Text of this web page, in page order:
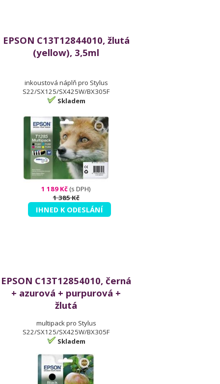
EPSON C13T12844010, žlutá
(yellow), 3,5ml
inkoustová náplň pro Stylus
S22/SX125/SX425W/BX305F
Skladem
1 189 Kč(s DPH)
1 385 Kč
IHNED K ODESLÁNÍ
EPSON C13T12854010, černá
+ azurová + purpurová +
žlutá
multipack pro Stylus
S22/SX125/SX425W/BX305F
Skladem